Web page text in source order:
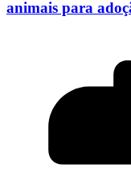
animais para